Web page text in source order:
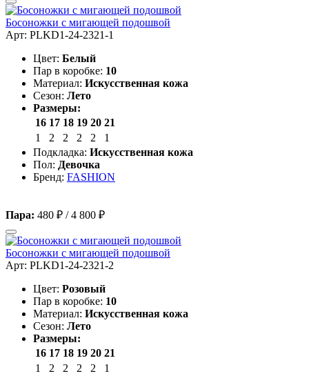
Босоножки с мигающей подошвой
Арт: PLKD1-24-2321-1
Цвет: Белый
Пар в коробке: 10
Материал: Искусственная кожа
Сезон: Лето
Размеры:
16 17 18 19 20 21
1
2 2 2 2
1
Подкладка: Искусственная кожа
Пол: Девочка
Бренд: FASHION
Пара: 480 ₽ /4 800 ₽
Босоножки с мигающей подошвой
Арт: PLKD1-24-2321-2
Цвет: Розовый
Пар в коробке: 10
Материал: Искусственная кожа
Сезон: Лето
Размеры:
16 17 18 19 20 21
1
2 2 2 2
1